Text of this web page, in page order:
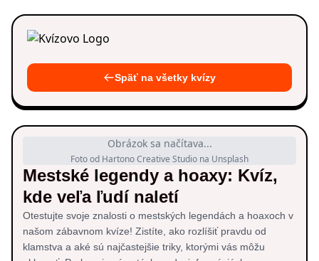
Späť na všetky kvízy
Obrázok sa načítava...
Foto od Hartono Creative Studio na Unsplash
Mestské legendy a hoaxy: Kvíz,
kde veľa ľudí naletí
Otestujte svoje znalosti o mestských legendách a hoaxoch v
našom zábavnom kvíze! Zistíte, ako rozlíšiť pravdu od
klamstva a aké sú najčastejšie triky, ktorými vás môžu